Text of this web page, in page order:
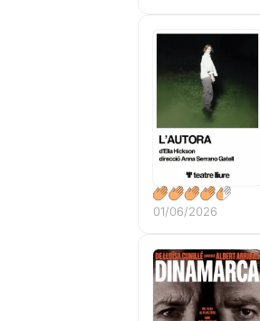
01/06/2026